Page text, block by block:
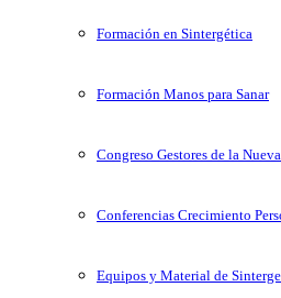
Formación en Sintergética
Formación Manos para Sanar
Congreso Gestores de la
Conferencias Crecimiento
Equipos y Material de